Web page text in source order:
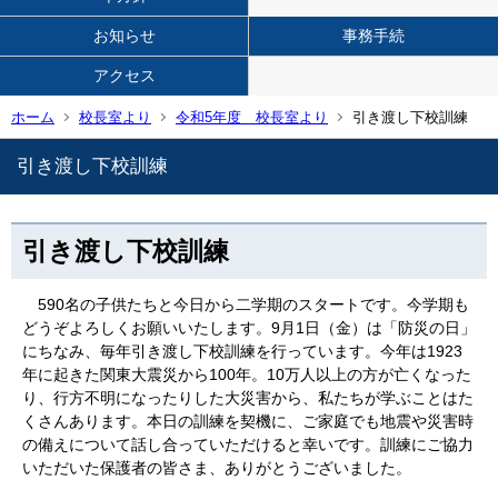
お知らせ 事務手続
アクセス
ホーム 校長室より 令和5年度 校長室より 引き渡し下校訓練
引き渡し下校訓練
引き渡し下校訓練
590名の子供たちと今日から二学期のスタートです。今学期も
どうぞよろしくお願いいたします。9月1日（金）は「防災の日」
にちなみ、毎年引き渡し下校訓練を行っています。今年は1923
年に起きた関東大震災から100年。10万人以上の方が亡くなった
り、行方不明になったりした大災害から、私たちが学ぶことはた
くさんあります。本日の訓練を契機に、ご家庭でも地震や災害時
の備えについて話し合っていただけると幸いです。訓練にご協力
いただいた保護者の皆さま、ありがとうございました。